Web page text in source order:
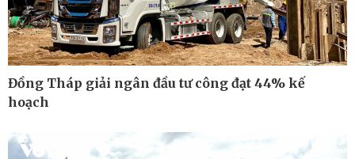
Đồng Tháp giải ngân đầu tư công đạt 44% kế
hoạch